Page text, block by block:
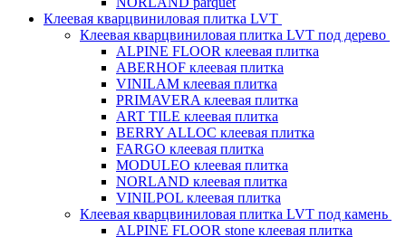
Клеевая кварцвиниловая плитка LVT
Клеевая кварцвиниловая плитка LVT под дерево
ALPINE FLOOR клеевая плитка
ABERHOF клеевая плитка
VINILAM клеевая плитка
PRIMAVERA клеевая плитка
ART TILE клеевая плитка
BERRY ALLOC клеевая плитка
FARGO клеевая плитка
MODULEO клеевая плитка
NORLAND клеевая плитка
VINILPOL клеевая плитка
Клеевая кварцвиниловая плитка LVT под камень
ALPINE FLOOR stone клеевая плитка